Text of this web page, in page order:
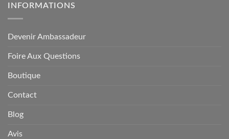
INFORMATIONS
Devenir Ambassadeur
Foire Aux Questions
Boutique
Contact
Blog
Avis